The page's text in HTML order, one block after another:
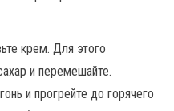
крем. Для этого
и перемешайте.
и прогрейте до горячего